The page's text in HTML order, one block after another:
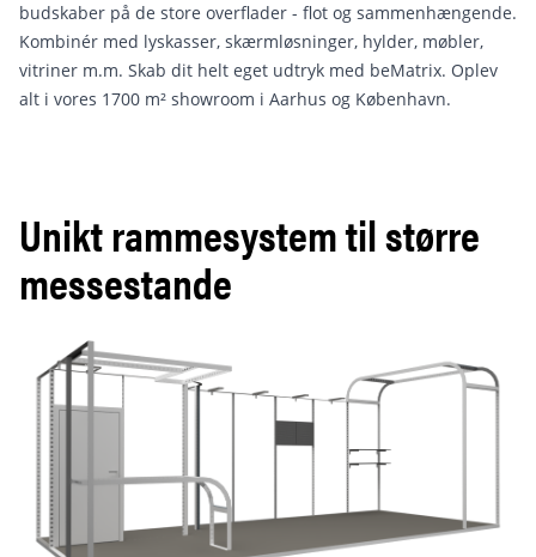
budskaber på de store overflader - flot og sammenhængende.
Kombinér med lyskasser, skærmløsninger, hylder, møbler,
vitriner m.m. Skab dit helt eget udtryk med beMatrix. Oplev
alt i vores 1700 m² showroom i Aarhus og København.
Unikt rammesystem til større
messestande